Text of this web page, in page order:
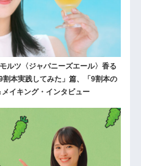
ルツ〈ジャパニーズエール〉香る
本実践してみた」篇、「9割本の
イキング・インタビュー